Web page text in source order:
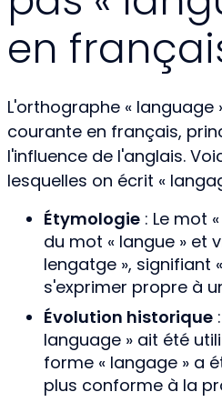
en
L'orthographe « language
courante en français,
l'influence de l'anglais.
lesquelles on écrit «
Étymologie : Le mot
du mot « langue » et
lengatge », signifiant
s'exprimer propre à
Évolution historique
language » ait été
forme « langage » a
plus conforme à la